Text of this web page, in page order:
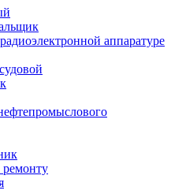
аппаратуре
ремонту